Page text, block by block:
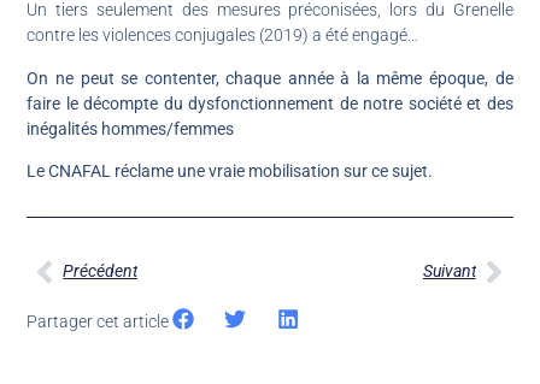
Un tiers seulement des mesures préconisées, lors du Grenelle
contre les violences conjugales (2019) a été engagé…
On ne peut se contenter, chaque année à la même époque, de
faire le décompte du dysfonctionnement de notre société et des
inégalités hommes/femmes
Le CNAFAL réclame une vraie mobilisation sur ce sujet.
Précédent Suivant
Partager cet article